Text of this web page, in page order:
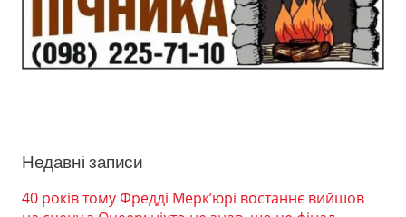
Недавні записи
40 років тому Фредді Мерк’юрі востаннє вийшов